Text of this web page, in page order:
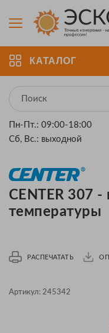
КАТАЛОГ
Пн-Пт.: 09:00-18:00
Сб, Вс.: выходной
CENTER 307 -
температуры
РАСПЕЧАТАТЬ
Артикул: 245342